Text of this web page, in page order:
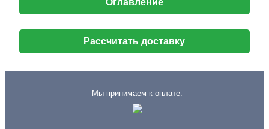
Оглавление
Рассчитать доставку
Мы принимаем к оплате: